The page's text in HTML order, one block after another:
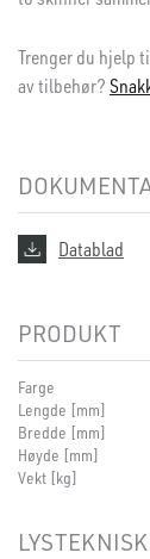
Trenger du hjelp
av tilbehør?
Datablad
PRODUKT
Farge
Lengde [mm]
Bredde [mm]
Høyde [mm]
Vekt [kg]
LYSTEKNISK